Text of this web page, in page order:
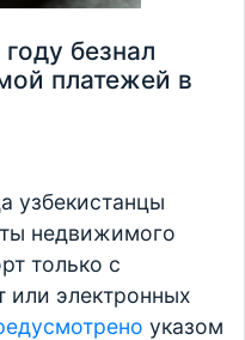
безнал
платежей в
узбекистанцы
недвижимого
только с
или электронных
указом